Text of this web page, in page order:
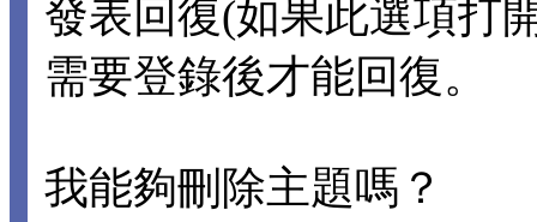
發表回復(如果此選項打
需要登錄後才能回復。
我能夠刪除主題嗎？